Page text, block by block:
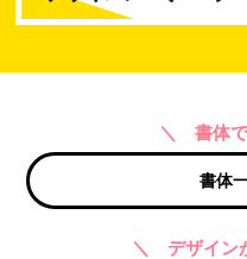
＼ 書体
書体
＼ デザイン